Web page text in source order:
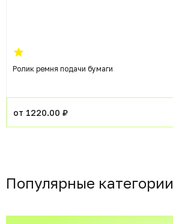
Ролик ремня подачи бумаги
от 1220.00 ₽
Популярные категории